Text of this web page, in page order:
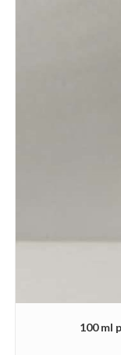
100 ml